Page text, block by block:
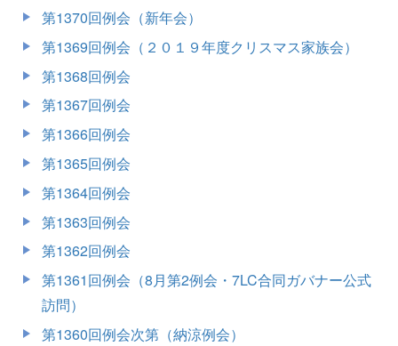
第1370回例会（新年会）
第1369回例会（２０１９年度クリスマス家族会）
第1368回例会
第1367回例会
第1366回例会
第1365回例会
第1364回例会
第1363回例会
第1362回例会
第1361回例会（8月第2例会・7LC合同ガバナー公式
訪問）
第1360回例会次第（納涼例会）